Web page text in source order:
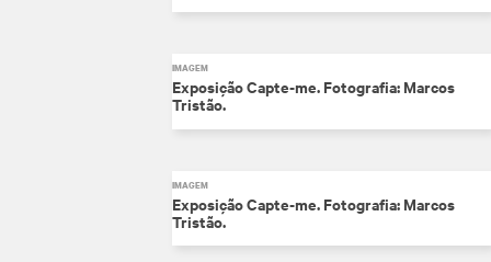
IMAGEM
Exposição Capte-me. Fotografia: Marcos
Tristão.
IMAGEM
Exposição Capte-me. Fotografia: Marcos
Tristão.